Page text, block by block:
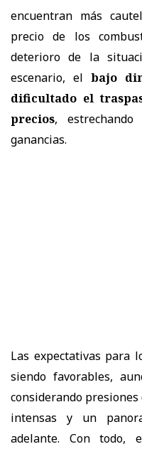
encuentran más
precio de los
deterioro de la
escenario, el bajo
dificultado el
precios,
ganancias.
Las expectativas para
siendo favorables,
considerando presiones
intensas y un
adelante. Con todo,